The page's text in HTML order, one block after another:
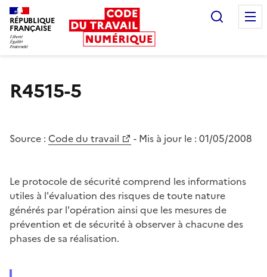
RÉPUBLIQUE
FRANÇAISE
R4515-5
Source : Code du travail - Mis à jour le : 01/05/2008
Le protocole de sécurité comprend les informations
utiles à l'évaluation des risques de toute nature
générés par l'opération ainsi que les mesures de
prévention et de sécurité à observer à chacune des
phases de sa réalisation.